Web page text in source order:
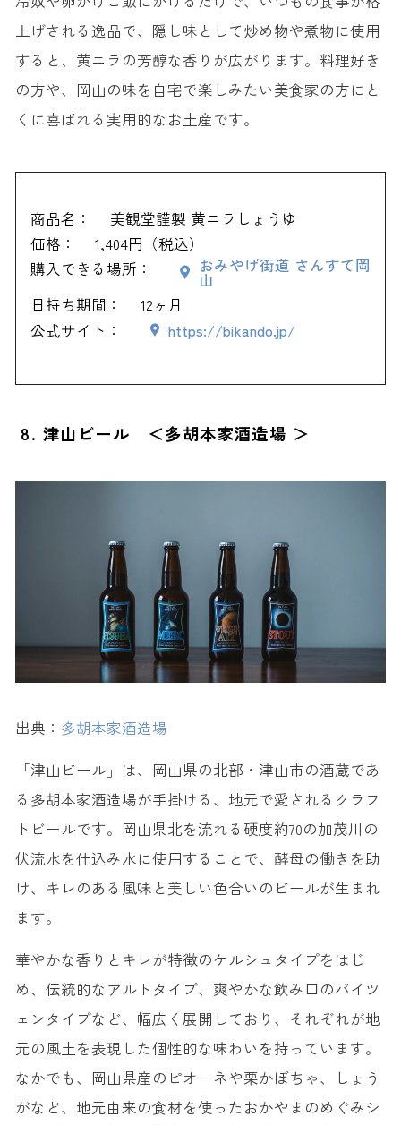
上げされる逸品で、隠し味として炒め物や煮物に使用
すると、黄ニラの芳醇な香りが広がります。料理好き
の方や、岡山の味を自宅で楽しみたい美食家の方にと
くに喜ばれる実用的なお土産です。
商品名：
美観堂謹製 黄ニラしょうゆ
価格：
1,404円（税込）
購入できる場所：
おみやげ街道 さんすて岡
山
日持ち期間：
12ヶ月
公式サイト：
https://bikando.jp/
8. 津山ビール ＜多胡本家酒造場 ＞
出典： 多胡本家酒造場
「津山ビール」は、岡山県の北部・津山市の酒蔵であ
る多胡本家酒造場が手掛ける、地元で愛されるクラフ
トビールです。岡山県北を流れる硬度約70の加茂川の
伏流水を仕込み水に使用することで、酵母の働きを助
け、キレのある風味と美しい色合いのビールが生まれ
ます。
華やかな香りとキレが特徴のケルシュタイプをはじ
め、伝統的なアルトタイプ、爽やかな飲み口のバイツ
ェンタイプなど、幅広く展開しており、それぞれが地
元の風土を表現した個性的な味わいを持っています。
なかでも、岡山県産のピオーネや栗かぼちゃ、しょう
がなど、地元由来の食材を使ったおかやまのめぐみシ